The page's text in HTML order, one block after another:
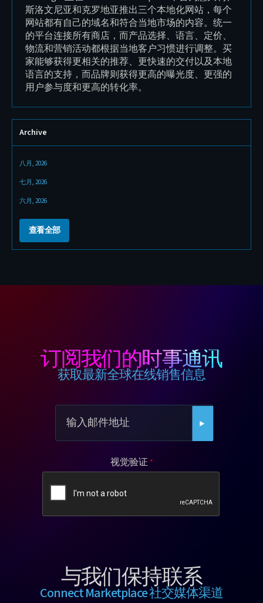
也是专注于品质、稳定性和精准度的全球电动工具
制造商。我们为品牌打造了全新的视觉识别系统、
口号 “Get it Done”、专业产品摄影以及完整的现代
化官网。品牌现已全面准备好进入欧洲、美国和中
国市场，并拥有明确的全球扩张战略。
Archive
八月, 2026
七月, 2026
六月, 2026
查看全部
订阅我们的时事通讯
获取最新全球在线销售信息
视觉验证
与我们保持联系
Connect Marketplace 社交媒体渠道